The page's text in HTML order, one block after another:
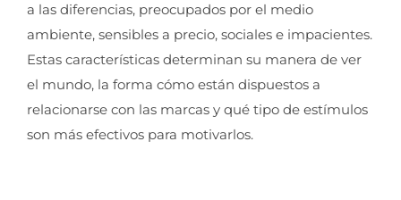
a las diferencias, preocupados por el medio
ambiente, sensibles a precio, sociales e impacientes.
Estas características determinan su manera de ver
el mundo, la forma cómo están dispuestos a
relacionarse con las marcas y qué tipo de estímulos
son más efectivos para motivarlos.